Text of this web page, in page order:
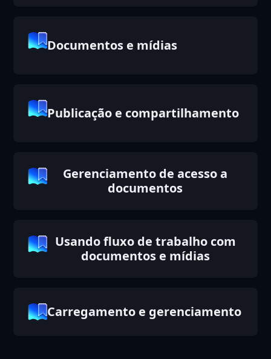
Documentos e mídias
Publicação e compartilhamento
Gerenciamento de acesso a
documentos
Usando fluxo de trabalho com
documentos e mídias
Carregamento e gerenciamento